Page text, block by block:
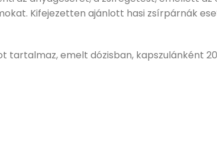
Kifejezetten ajánlott hasi zsírpárnák
tartalmaz, emelt dózisban, kapszulánként